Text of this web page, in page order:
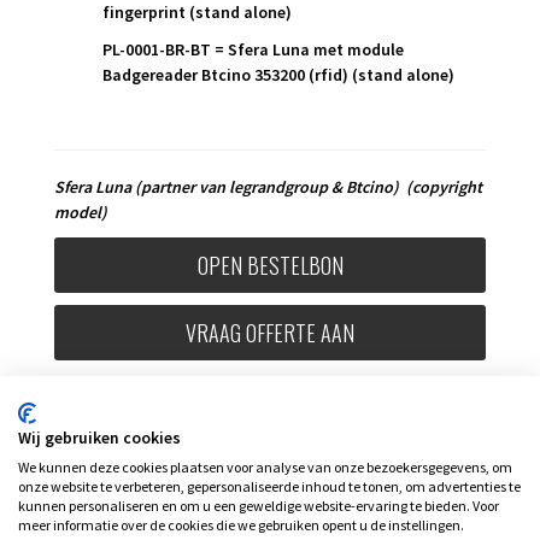
fingerprint (stand alone)
PL-0001-BR-BT = Sfera Luna met module
Badgereader Btcino 353200 (rfid) (stand alone)
Sfera Luna(partner van legrandgroup & Btcino) (copyright
model)
OPEN BESTELBON
VRAAG OFFERTE AAN
Wij gebruiken cookies
We kunnen deze cookies plaatsen voor analyse van onze bezoekersgegevens, om
onze website te verbeteren, gepersonaliseerde inhoud te tonen, om advertenties te
kunnen personaliseren en om u een geweldige website-ervaring te bieden. Voor
meer informatie over de cookies die we gebruiken opent u de instellingen.